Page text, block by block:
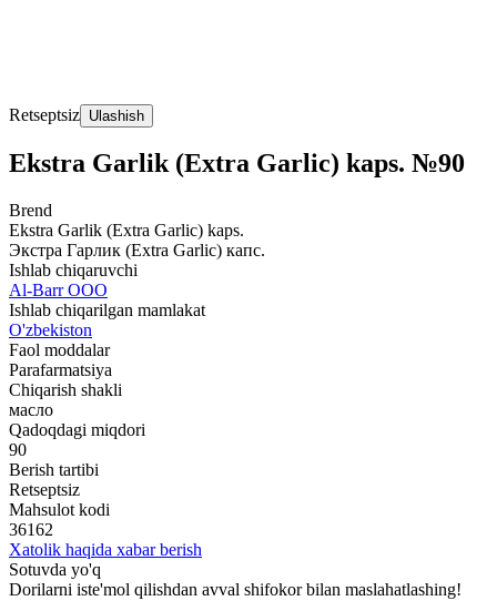
Retseptsiz Ulashish
Ekstra Garlik (Extra Garlic) kaps. №90
Brend
Ekstra Garlik (Extra Garlic) kaps.
Экстра Гарлик (Extra Garlic) капс.
Ishlab chiqaruvchi
Al-Barr ООО
Ishlab chiqarilgan mamlakat
O'zbekiston
Faol moddalar
Parafarmatsiya
Chiqarish shakli
масло
Qadoqdagi miqdori
90
Berish tartibi
Retseptsiz
Mahsulot kodi
36162
Xatolik haqida xabar berish
Sotuvda yo'q
Dorilarni iste'mol qilishdan avval shifokor bilan maslahatlashing!